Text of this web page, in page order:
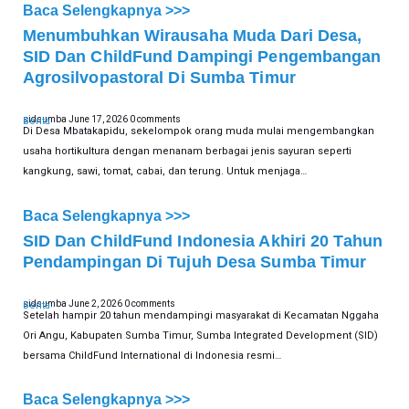
Baca Selengkapnya >>>
Menumbuhkan Wirausaha Muda Dari Desa,
SID Dan ChildFund Dampingi Pengembangan
Agrosilvopastoral Di Sumba Timur
sidsumba June 17, 2026 0 comments
Berita
Di Desa Mbatakapidu, sekelompok orang muda mulai mengembangkan
usaha hortikultura dengan menanam berbagai jenis sayuran seperti
kangkung, sawi, tomat, cabai, dan terung. Untuk menjaga…
Baca Selengkapnya >>>
SID Dan ChildFund Indonesia Akhiri 20 Tahun
Pendampingan Di Tujuh Desa Sumba Timur
sidsumba June 2, 2026 0 comments
Berita
Setelah hampir 20 tahun mendampingi masyarakat di Kecamatan Nggaha
Ori Angu, Kabupaten Sumba Timur, Sumba Integrated Development (SID)
bersama ChildFund International di Indonesia resmi…
Baca Selengkapnya >>>